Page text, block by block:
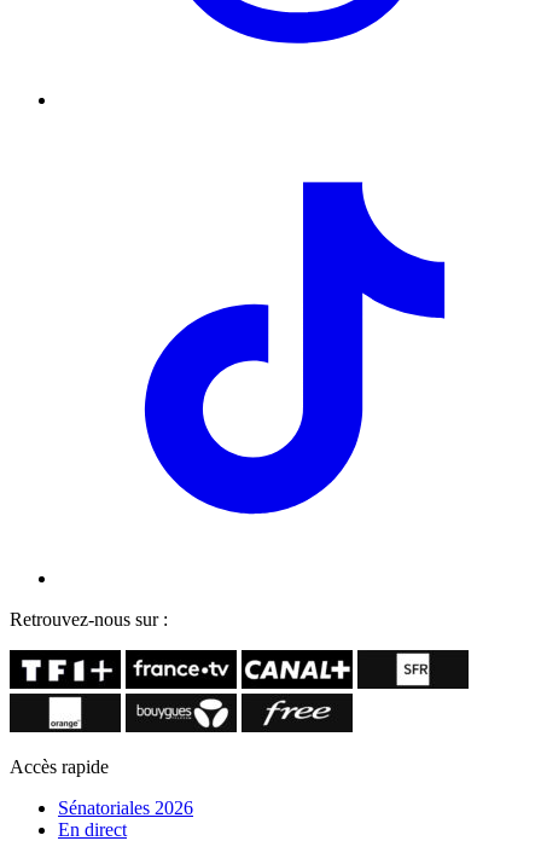
Retrouvez-nous sur :
Accès rapide
Sénatoriales 2026
En direct